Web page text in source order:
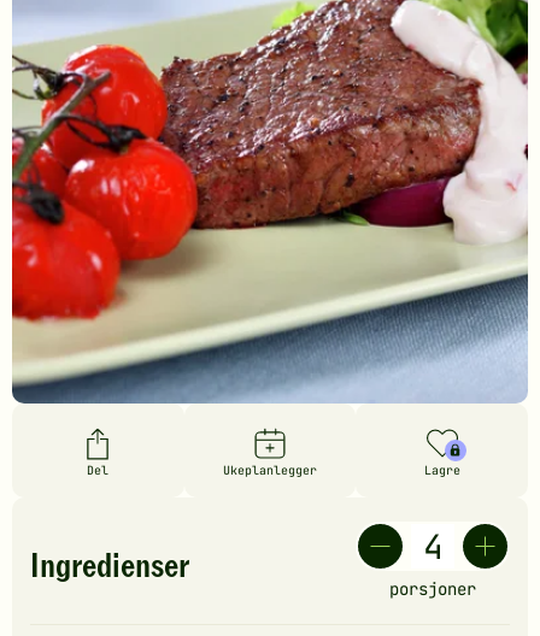
Del Ukeplanlegger Lagre
Ingredienser
porsjoner